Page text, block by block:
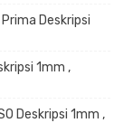
Deskripsi
1mm ,
Deskripsi 1mm ,